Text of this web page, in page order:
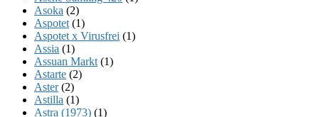
Asoka (2)
Aspotet (1)
Aspotet x Virusfrei (1)
Assia (1)
Assuan Markt (1)
Astarte (2)
Aster(2)
Astilla (1)
Astra (1973) (1)